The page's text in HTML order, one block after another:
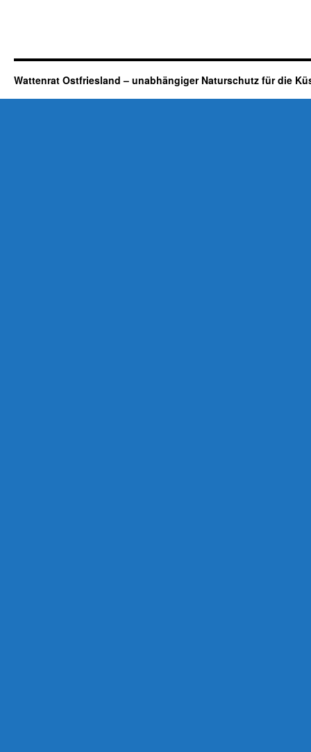
Wattenrat Ostfriesland – unabhängiger Naturschutz für die